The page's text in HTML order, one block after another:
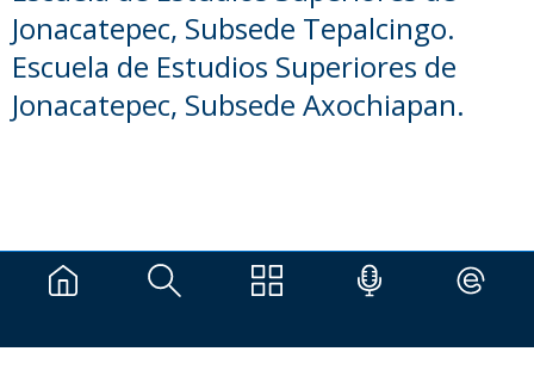
Jonacatepec, Subsede Tepalcingo.
Escuela de Estudios Superiores de
Jonacatepec, Subsede Axochiapan.